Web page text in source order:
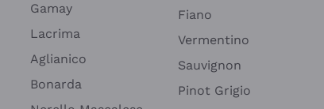
Gamay
Lacrima
Aglianico
Bonarda
Fiano
Vermentino
Sauvignon
Pinot Grigio